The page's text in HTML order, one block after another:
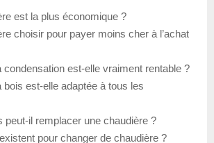
est la plus économique ?
choisir pour payer moins cher à l’achat
condensation est-elle vraiment rentable ?
bois est-elle adaptée à tous les
peut-il remplacer une chaudière ?
pour changer de chaudière ?